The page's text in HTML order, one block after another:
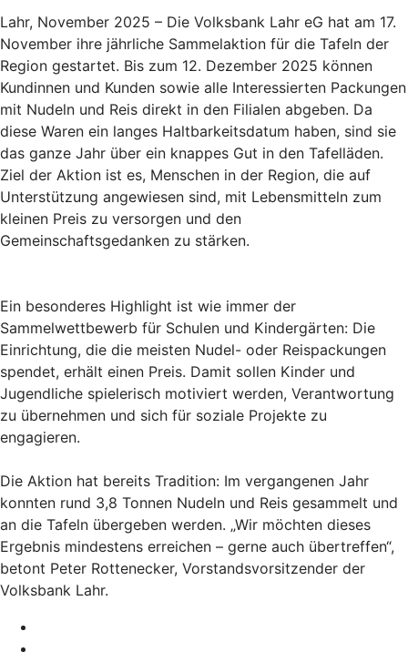
Lahr, November 2025 – Die Volksbank Lahr eG hat am 17.
November ihre jährliche Sammelaktion für die Tafeln der
Region gestartet. Bis zum 12. Dezember 2025 können
Kundinnen und Kunden sowie alle Interessierten Packungen
mit Nudeln und Reis direkt in den Filialen abgeben. Da
diese Waren ein langes Haltbarkeitsdatum haben, sind sie
das ganze Jahr über ein knappes Gut in den Tafelläden.
Ziel der Aktion ist es, Menschen in der Region, die auf
Unterstützung angewiesen sind, mit Lebensmitteln zum
kleinen Preis zu versorgen und den
Gemeinschaftsgedanken zu stärken.
Ein besonderes Highlight ist wie immer der
Sammelwettbewerb für Schulen und Kindergärten: Die
Einrichtung, die die meisten Nudel- oder Reispackungen
spendet, erhält einen Preis. Damit sollen Kinder und
Jugendliche spielerisch motiviert werden, Verantwortung
zu übernehmen und sich für soziale Projekte zu
engagieren.
Die Aktion hat bereits Tradition: Im vergangenen Jahr
konnten rund 3,8 Tonnen Nudeln und Reis gesammelt und
an die Tafeln übergeben werden. „Wir möchten dieses
Ergebnis mindestens erreichen – gerne auch übertreffen“,
betont Peter Rottenecker, Vorstandsvorsitzender der
Volksbank Lahr.